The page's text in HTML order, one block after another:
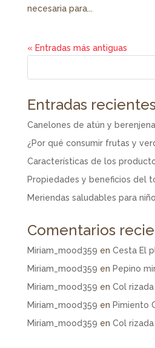
necesaria para...
« Entradas más antiguas
Entradas
Canelones de atún y berenjena
¿Por qué consumir frutas y
Características de los
Propiedades y beneficios del
Meriendas saludables para
Comentarios
Miriam_mood359 en Cesta El
Miriam_mood359 en Pepino
Miriam_mood359 en Col rizada
Miriam_mood359 en Pimiento
Miriam_mood359 en Col rizada